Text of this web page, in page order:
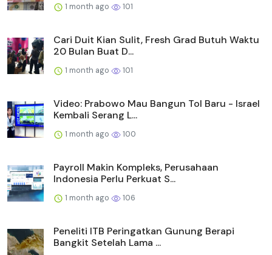
1 month ago 101
Cari Duit Kian Sulit, Fresh Grad Butuh Waktu
20 Bulan Buat D...
1 month ago 101
Video: Prabowo Mau Bangun Tol Baru - Israel
Kembali Serang L...
1 month ago 100
Payroll Makin Kompleks, Perusahaan
Indonesia Perlu Perkuat S...
1 month ago 106
Peneliti ITB Peringatkan Gunung Berapi
Bangkit Setelah Lama ...